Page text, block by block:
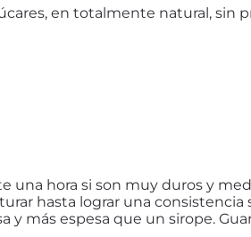
en totalmente natural, sin
una hora si son muy duros y
hasta lograr una
más espesa que un sirope.